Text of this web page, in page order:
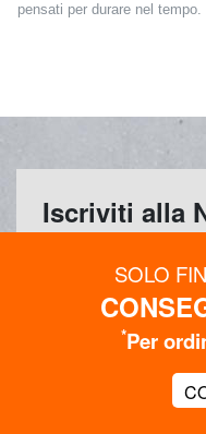
pensati per durare nel tempo.
Iscriviti alla
fino al 15%, oltre a
OTTIENI SUBITO
Iscriviti alla Newsletter
SOLO
*Per